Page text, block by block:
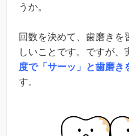
うか。
回数を決めて、歯磨きを
しいことです。ですが、
度で「サーッ」と歯磨き
す。